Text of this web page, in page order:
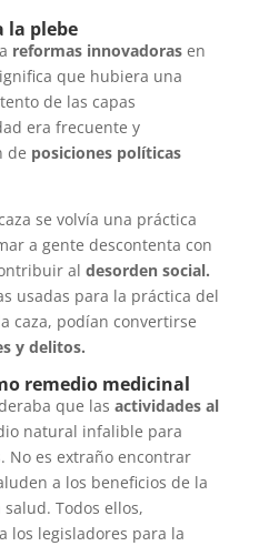
la plebe
reformas innovadorasen
que hubiera una
de las capas
era frecuente y
de posiciones políticas
se volvía una práctica
a gente descontenta con
al desorden social.
usadas para la práctica del
caza, podían convertirse
y delitos.
remedio medicinal
que las actividades al
natural infalible para
No es extraño encontrar
a los beneficios de la
Todos ellos,
los legisladores para la